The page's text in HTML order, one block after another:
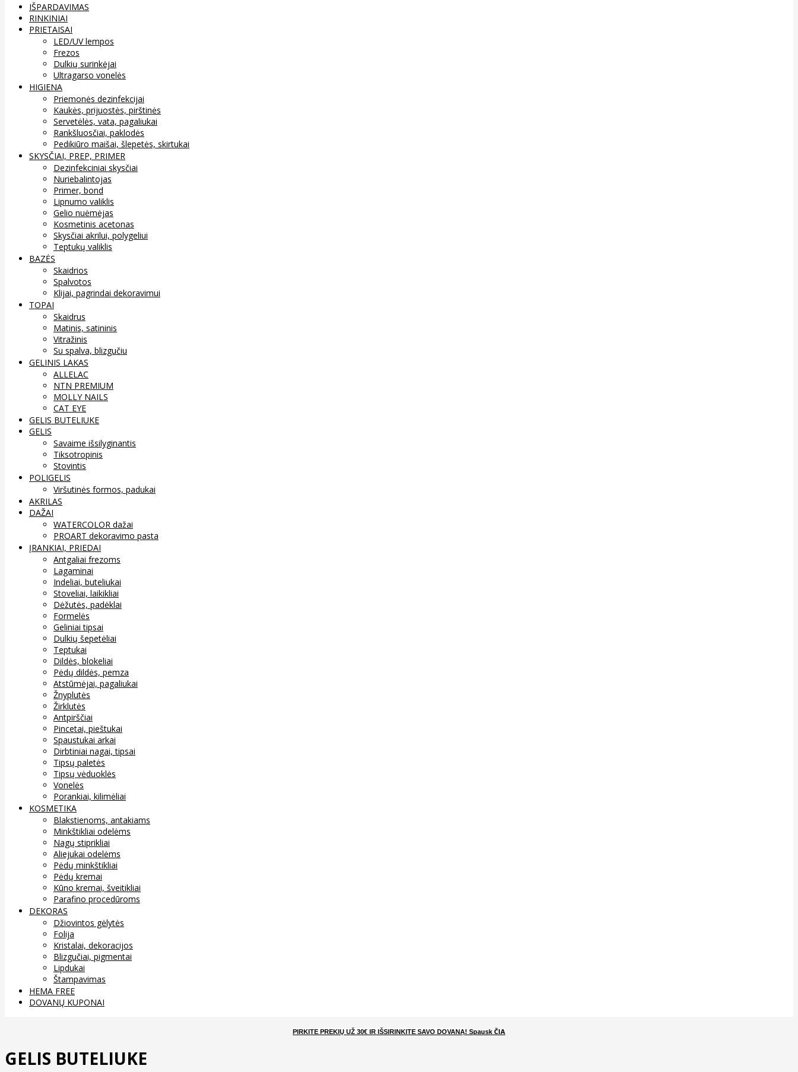
IŠPARDAVIMAS
RINKINIAI
PRIETAISAI
LED/UV lempos
Frezos
Dulkių surinkėjai
Ultragarso vonelės
HIGIENA
Priemonės dezinfekcijai
Kaukės, prijuostės, pirštinės
Servetėlės, vata, pagaliukai
Rankšluosčiai, paklodės
Pedikiūro maišai, šlepetės, skirtukai
SKYSČIAI, PREP, PRIMER
Dezinfekciniai skysčiai
Nuriebalintojas
Primer, bond
Lipnumo valiklis
Gelio nuėmėjas
Kosmetinis acetonas
Skysčiai akrilui, polygeliui
Teptukų valiklis
BAZĖS
Skaidrios
Spalvotos
Klijai, pagrindai dekoravimui
TOPAI
Skaidrus
Matinis, satininis
Vitražinis
Su spalva, blizgučiu
GELINIS LAKAS
ALLELAC
NTN PREMIUM
MOLLY NAILS
CAT EYE
GELIS BUTELIUKE
GELIS
Savaime išsilyginantis
Tiksotropinis
Stovintis
POLIGELIS
Viršutinės formos, padukai
AKRILAS
DAŽAI
WATERCOLOR dažai
PROART dekoravimo pasta
ĮRANKIAI, PRIEDAI
Antgaliai frezoms
Lagaminai
Indeliai, buteliukai
Stoveliai, laikikliai
Dėžutės, padėklai
Formelės
Geliniai tipsai
Dulkių šepetėliai
Teptukai
Dildės, blokeliai
Pėdų dildės, pemza
Atstūmėjai, pagaliukai
Žnyplutės
Žirklutės
Antpirščiai
Pincetai, pieštukai
Spaustukai arkai
Dirbtiniai nagai, tipsai
Tipsų paletės
Tipsų vėduoklės
Vonelės
Porankiai, kilimėliai
KOSMETIKA
Blakstienoms, antakiams
Minkštikliai odelėms
Nagų stiprikliai
Aliejukai odelėms
Pėdų minkštikliai
Pėdų kremai
Kūno kremai, šveitikliai
Parafino procedūroms
DEKORAS
Džiovintos gėlytės
Folija
Kristalai, dekoracijos
Blizgučiai, pigmentai
Lipdukai
Štampavimas
HEMA FREE
DOVANŲ KUPONAI
PIRKITE PREKIŲ UŽ 30€ IR IŠSIRINKITE SAVO DOVANĄ! Spausk ČIA
GELIS BUTELIUKE